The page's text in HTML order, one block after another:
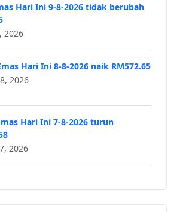
Hari Ini 9-8-2026 tidak berubah
2026
Hari Ini 8-8-2026 naik RM572.65
2026
Hari Ini 7-8-2026 turun
2026